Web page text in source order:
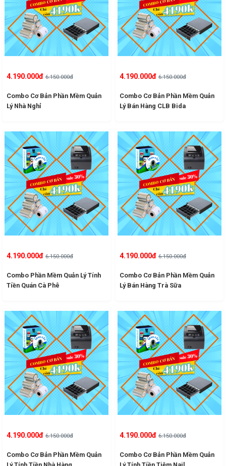
4.190.000đ6.150.000đ
Combo Cơ Bản Phần Mềm Quản
Lý Nhà Nghỉ
4.190.000đ6.150.000đ
Combo Cơ Bản Phần Mềm Quản
Lý Bán Hàng CLB Bida
4.190.000đ6.150.000đ
Combo Phần Mềm Quản Lý Tính
Tiền Quán Cà Phê
4.190.000đ6.150.000đ
Combo Cơ Bản Phần Mềm Quản
Lý Bán Hàng Trà Sữa
4.190.000đ6.150.000đ
Combo Cơ Bản Phần Mềm Quản
4.190.000đ6.150.000đ
Combo Cơ Bản Phần Mềm Quản